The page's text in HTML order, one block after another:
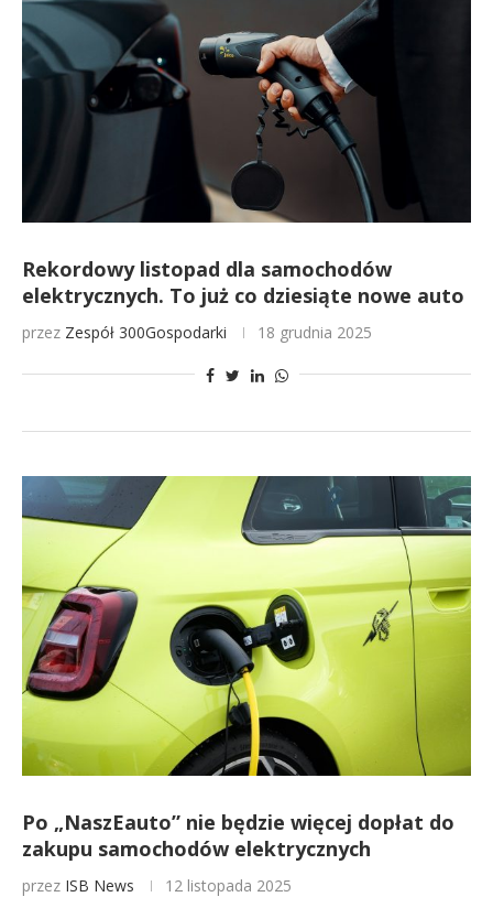
Rekordowy listopad dla samochodów
elektrycznych. To już co dziesiąte nowe auto
przez Zespół 300Gospodarki 18 grudnia 2025
Po „NaszEauto” nie będzie więcej dopłat do
zakupu samochodów elektrycznych
przez ISB News 12 listopada 2025